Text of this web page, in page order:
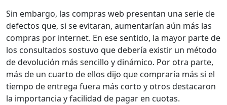
Sin embargo, las compras web presentan una serie de
defectos que, si se evitaran, aumentarían aún más las
compras por internet. En ese sentido, la mayor parte de
los consultados sostuvo que debería existir un método
de devolución más sencillo y dinámico. Por otra parte,
más de un cuarto de ellos dijo que compraría más si el
tiempo de entrega fuera más corto y otros destacaron
la importancia y facilidad de pagar en cuotas.